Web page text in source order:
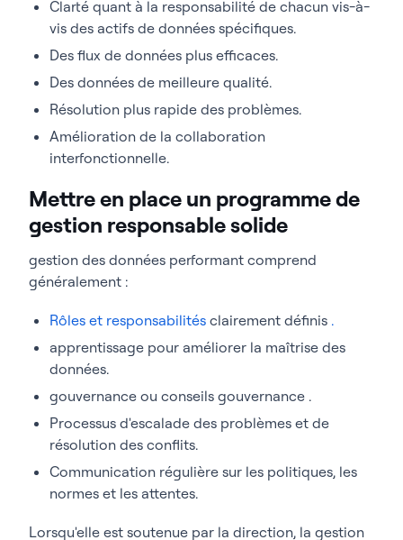
Clarté quant à la responsabilité de chacun vis-à-
vis des actifs de données spécifiques.
Des flux de données plus efficaces.
Des données de meilleure qualité.
Résolution plus rapide des problèmes.
Amélioration de la collaboration
interfonctionnelle.
Mettre en place un programme de
gestion responsable solide
gestion des données performant comprend
généralement :
Rôles et responsabilités clairement définis .
apprentissage pour améliorer la maîtrise des
données.
gouvernance ou conseils gouvernance .
Processus d'escalade des problèmes et de
résolution des conflits.
Communication régulière sur les politiques, les
normes et les attentes.
Lorsqu'elle est soutenue par la direction, la gestion